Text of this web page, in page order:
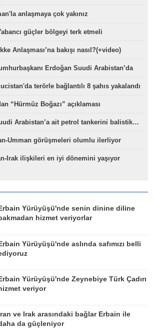
anlaşmaya çok yakınız
güçler bölgeyi terk etmeli
Anlaşması’na bakışı nasıl?(+video)
Erdoğan Suudi Arabistan’da
terörle bağlantılı 8 şahıs yakalandı
“Hürmüz Boğazı” açıklaması
Arabistan’a ait petrol tankerini balistik…
Umman görüşmeleri olumlu ilerliyor
Irak ilişkileri en iyi dönemini yaşıyor
Erbain Yürüyüşü'nde senin dinine diline
hizmet veriyorlar
Yürüyüşü'nde aslında safımızı belli
Erbain Yürüyüşü'nde Zeynebiye Türk Çadırı
hizmet veriyor
İran ve Irak arasındaki bağlar Erbain ile
da güçleniyor